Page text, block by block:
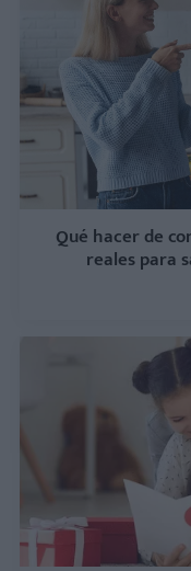
Qué hacer de
reales para